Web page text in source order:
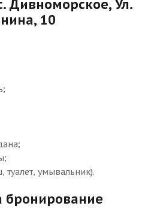
Дивноморское, Ул.
10
туалет, умывальник).
бронирование